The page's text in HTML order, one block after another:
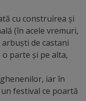
cu construirea și
(în acele vremuri,
arbuști de castani
parte și pe alta,
iar în
festival ce poartă